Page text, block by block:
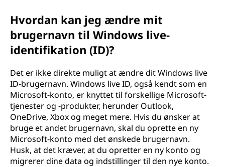
Hvordan kan jeg ændre mit
brugernavn til Windows live-
identifikation (ID)?
Det er ikke direkte muligt at ændre dit Windows live
ID-brugernavn. Windows live ID, også kendt som en
Microsoft-konto, er knyttet til forskellige Microsoft-
tjenester og -produkter, herunder Outlook,
OneDrive, Xbox og meget mere. Hvis du ønsker at
bruge et andet brugernavn, skal du oprette en ny
Microsoft-konto med det ønskede brugernavn.
Husk, at det kræver, at du opretter en ny konto og
migrerer dine data og indstillinger til den nye konto.